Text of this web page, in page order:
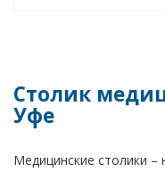
Столик
Уфе
Медицинские столики –